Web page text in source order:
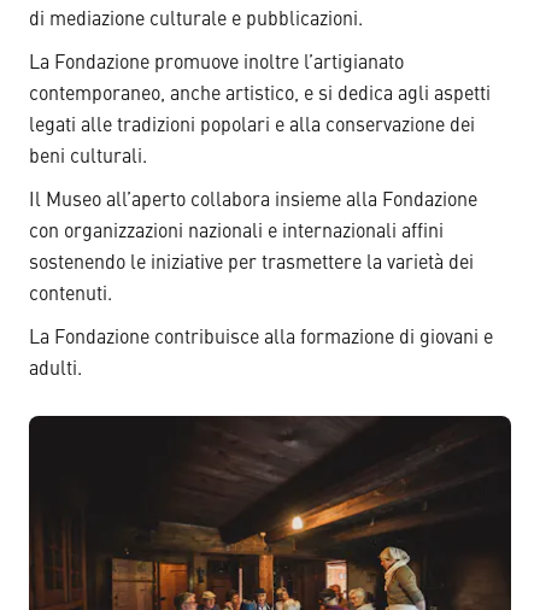
di mediazione culturale e pubblicazioni.
La Fondazione promuove inoltre l’artigianato
contemporaneo, anche artistico, e si dedica agli aspetti
legati alle tradizioni popolari e alla conservazione dei
beni culturali.
Il Museo all’aperto collabora insieme alla Fondazione
con organizzazioni nazionali e internazionali affini
sostenendo le iniziative per trasmettere la varietà dei
contenuti.
La Fondazione contribuisce alla formazione di giovani e
adulti.